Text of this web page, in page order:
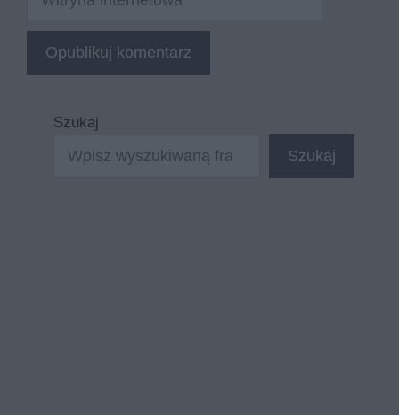
internetowa
Szukaj
Szukaj